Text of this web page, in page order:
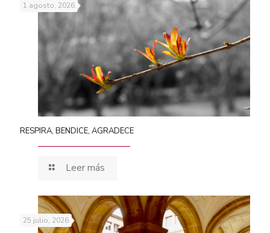
1 agosto, 2026
RESPIRA, BENDICE, AGRADECE
Leer más
25 julio, 2026